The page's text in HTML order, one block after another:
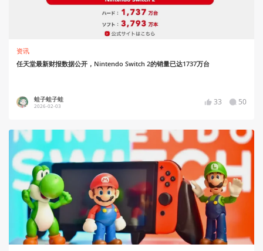
资讯
任天堂最新财报数据公开，Nintendo Switch 2的销量已达1737万台
蛙子蛙子蛙
2026-02-03 33 50